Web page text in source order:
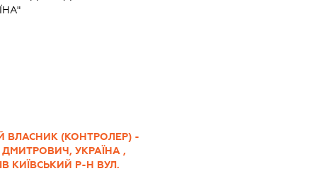
ВЛАСНИК (КОНТРОЛЕР) -
УКРАЇНА ,
КИЇВСЬКИЙ Р-Н ВУЛ.